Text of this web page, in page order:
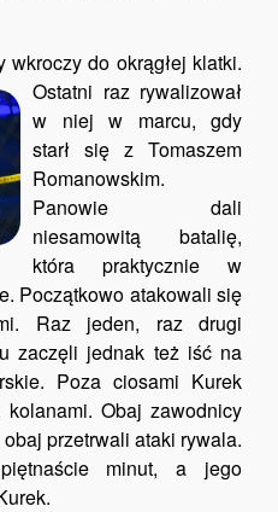
do okrągłej klatki.
Ostatni raz rywalizował
w niej w marcu, gdy
starł się z Tomaszem
Romanowskim.
Panowie dali
niesamowitą batalię,
która praktycznie w
Początkowo atakowali się
Raz jeden, raz drugi
zaczęli jednak też iść na
Poza ciosami Kurek
kolanami. Obaj zawodnicy
przetrwali ataki rywala.
minut, a jego